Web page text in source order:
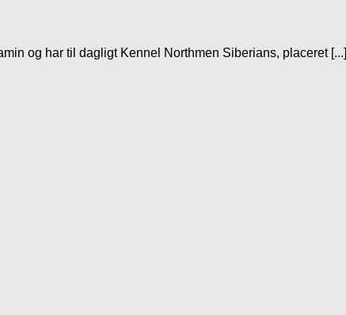
og har til dagligt Kennel Northmen Siberians, placeret [...]